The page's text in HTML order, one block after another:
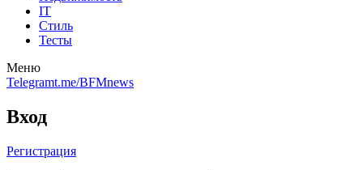
IT
Стиль
Тесты
Меню
Telegramt.me/BFMnews
Вход
Регистрация